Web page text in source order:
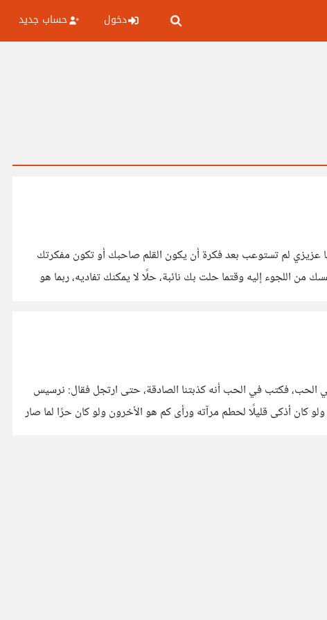
دخول حساب جديد
يا عزيزي لم تستوعب بعد فكرة أن يكون القلم صاحبك أو تكون مفكرتك
حل لا يمكنك أن تمنع نفسك من اللجوء إليه وقتما حلت بك نائبة، حلًا لا يمكنك تفاديه، ربما هو
الحب، فكتب في الحب أنه كذبتنا الصادقة، حتى ارتجل فقال: نرسيس
كان أذكى قليلًا لحطم مرآته ورأى كم هو الأخرون ولو كان حرًا لما صار